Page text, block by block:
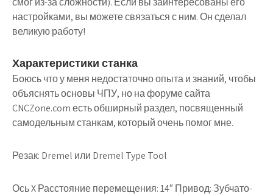
настройками, вы можете связаться с ним. Он сделал
великую работу!
Характеристики станка
Боюсь что у меня недостаточно опыта и знаний, чтобы
объяснять основы ЧПУ, но на форуме сайта
CNCZone.com есть обширный раздел, посвященный
самодельным станкам, который очень помог мне.
Резак: Dremel или Dremel Type Tool
Ось X Расстояние перемещения: 14″ Привод: Зубчато-